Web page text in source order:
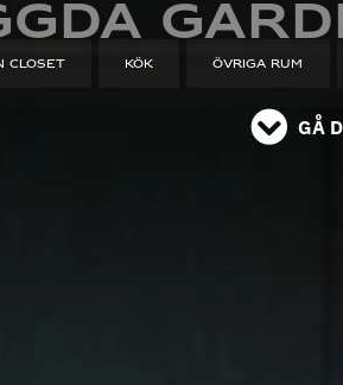
CLOSET KÖK ÖVRIGA RUM
GÅ